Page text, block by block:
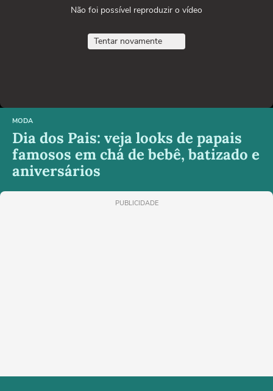
Não foi possível reproduzir o vídeo
Tentar novamente
MODA
Dia dos Pais: veja looks de papais
famosos em chá de bebê, batizado e
aniversários
PUBLICIDADE